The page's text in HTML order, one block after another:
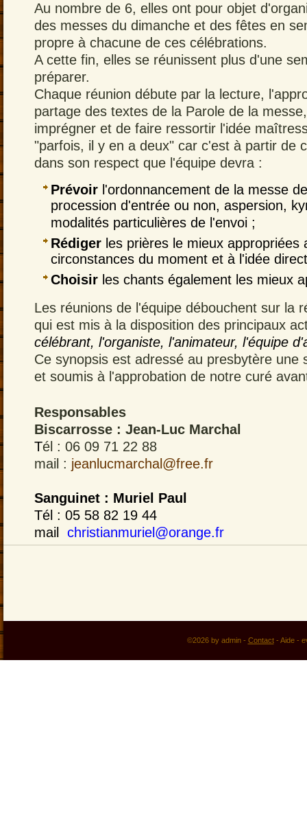
Au nombre de 6, elles ont pour objet
des messes du dimanche et des fêtes en
propre à chacune de ces célébrations.
A cette fin, elles se réunissent plus d'une
préparer.
Chaque réunion débute par la lecture,
partage des textes de la Parole de la
imprégner et de faire ressortir l'idée
"parfois, il y en a deux" car c'est à partir de
dans son respect que l'équipe devra :
Prévoir l'ordonnancement de la messe
procession d'entrée ou non, aspersion,
modalités particulières de l'envoi ;
Rédiger les prières le mieux appropriées
circonstances du moment et à l'idée
Choisir les chants également les mieux
Les réunions de l'équipe débouchent sur la
qui est mis à la disposition des principaux
célébrant, l'organiste, l'animateur, l'équipe
Ce synopsis est adressé au presbytère une
et soumis à l'approbation de notre curé
Responsables
Biscarrosse : Jean-Luc Marchal
Tél : 06 09 71 22 88
mail : jeanlucmarchal@free.fr
Sanguinet : Muriel Paul
Tél : 05 58 82 19 44
mail christianmuriel@orange.fr
©2026 by admin - Contact- Aide-